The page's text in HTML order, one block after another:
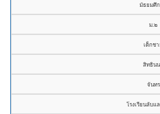
มัธยมศึ
ม.๒
เด็กชา
สิทธิน
จันทร
โรงเรียนลับแ